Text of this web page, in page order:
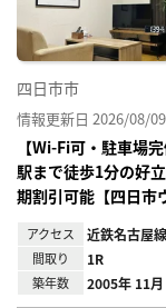
四日市市
情報更新日 2026/08/
【Wi-Fi可・駐車場
駅まで徒歩1分の好
期割引可能【四日市
アクセス 近鉄名古屋
間取り 1R
築年数 2005年 11